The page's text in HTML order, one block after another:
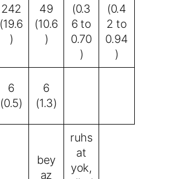
242
(19.6
)
49
(10.6
)
(0.3
6 to
0.70
)
(0.4
2 to
0.94
)
6
(0.5)
6
(1.3)
bey
az
ruhs
at
yok,